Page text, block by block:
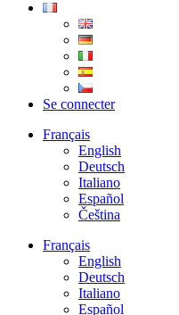
Se connecter
Français
English
Deutsch
Italiano
Español
Čeština
Français
English
Deutsch
Italiano
Español